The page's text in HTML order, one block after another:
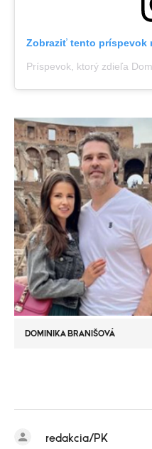
Zobraziť tento príspevok
DOMINIKA BRANIŠOVÁ
redakcia/PK